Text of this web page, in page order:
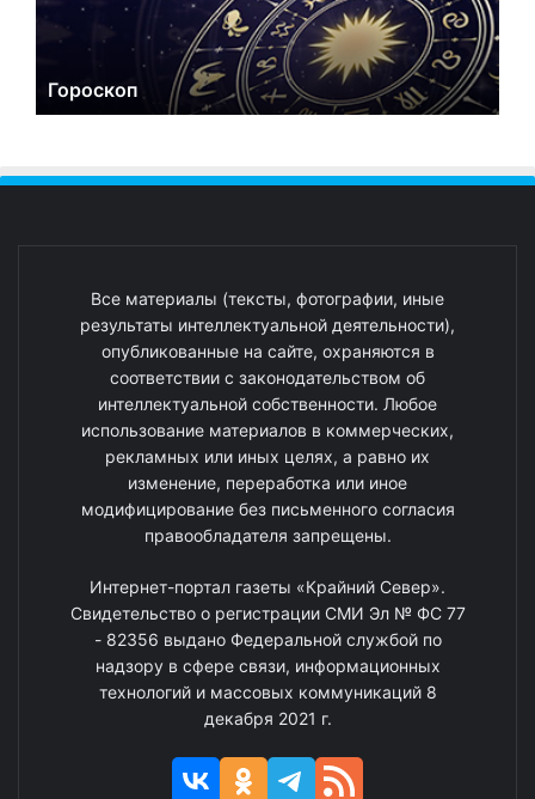
Гороскоп
Все материалы (тексты, фотографии, иные
результаты интеллектуальной деятельности),
опубликованные на сайте, охраняются в
соответствии с законодательством об
интеллектуальной собственности. Любое
использование материалов в коммерческих,
рекламных или иных целях, а равно их
изменение, переработка или иное
модифицирование без письменного согласия
правообладателя запрещены.
Интернет-портал газеты «Крайний Север».
Свидетельство о регистрации СМИ Эл № ФС 77
- 82356 выдано Федеральной службой по
надзору в сфере связи, информационных
технологий и массовых коммуникаций 8
декабря 2021 г.